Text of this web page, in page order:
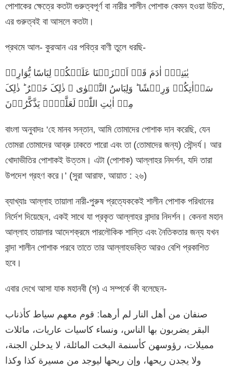
পোশাকের ক্ষেত্রে কতটা গুরুত্বপূর্ণ বা নারীর শালীন পোশাক কেমন হওয়া উচিত,
এর গুরুত্বই বা আসলে কতটা।
প্রথমে আল- কুরআন এর পবিত্র বাণী তুলে ধরছি-
یٰبَنِیۡۤ اٰدَمَ قَدۡ اَنۡزَلۡنَا عَلَیۡکُمۡ لِبَاسًا یُّوَارِیۡ
سَوۡاٰتِکُمۡ وَرِیۡشًا ؕ وَلِبَاسُ التَّقۡوٰی ۙ ذٰلِکَ خَیۡرٌ ؕ ذٰلِکَ
مِنۡ اٰیٰتِ اللّٰہِ لَعَلَّہُمۡ یَذَّکَّرُوۡنَ
বাংলা অনুবাদঃ ‘হে মানব সন্তান, আমি তোমাদের পোশাক দান করেছি, যেন
তোমরা তোমাদের আব্রু ঢাকতে পারো এবং তা (তোমাদের জন্য) সৌন্দর্য। আর
খোদাভীতির পোশাকই উত্তম। এটা (পোশাক) আল্লাহর নিদর্শন, যদি তারা
উপদেশ গ্রহণ করে।’ (সুরা আরাফ, আয়াত : ২৬)
ব্যাখ্যাঃ আল্লাহ তায়ালা নারী-পুরুষ প্রত্যেককেই শালীন পোশাক পরিধানের
নির্দেশ দিয়েছেন, একই সাথে যা প্রকৃত আল্লাহর বান্দার নিদর্শন। কেননা মহান
আল্লাহ তায়ালার আদেশক্রমে পারলৌকিক শাস্তি এবং নৈতিকতার জন্য যখন
বান্দা শালীন পোশাক পরবে তাতে তার আল্লাহভক্তি আরও বেশি প্রকাশিত
হবে।
এবার দেখে আসা যাক মহানবী (স) এ সম্পর্কে কী বলেছেন-
صنفان من أهل النار لم أرهما: قوم معهم سياط كأذناب
البقر يضربون بها الناس، ونساء كاسيات عاريات، مائلات
مميلات، رؤوسهن كأسنمة البخت المائلة، لا يدخلن الجنة،
ولا يجدن ريحها، وإن ريحها ليوجد من مسيرة كذا وكذا